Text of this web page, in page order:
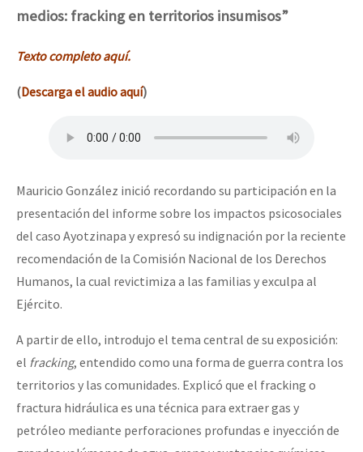
medios: fracking en territorios insumisos”
Texto completo aquí.
(Descarga el audio aquí)
Mauricio González inició recordando su participación en la
presentación del informe sobre los impactos psicosociales
del caso Ayotzinapa y expresó su indignación por la reciente
recomendación de la Comisión Nacional de los Derechos
Humanos, la cual revictimiza a las familias y exculpa al
Ejército.
A partir de ello, introdujo el tema central de su exposición:
el fracking, entendido como una forma de guerra contra los
territorios y las comunidades. Explicó que el fracking o
fractura hidráulica es una técnica para extraer gas y
petróleo mediante perforaciones profundas e inyección de